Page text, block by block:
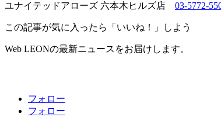
ユナイテッドアローズ 六本木ヒルズ店 03-5772-
この記事が気に入ったら「いいね！」しよう
Web LEONの最新ニュースをお届けします。
フォロー
フォロー